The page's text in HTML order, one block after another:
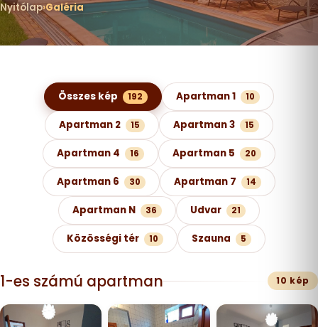
Nyitólap Galéria
Képgaléria kategóriák szerint
Összes kép 192 Apartman 1 10
Apartman 2 15 Apartman 3 15
Apartman 4 16 Apartman 5 20
Apartman 6 30 Apartman 7 14
Apartman N 36 Udvar 21
Közösségi tér 10 Szauna 5
1-es számú apartman 10 kép